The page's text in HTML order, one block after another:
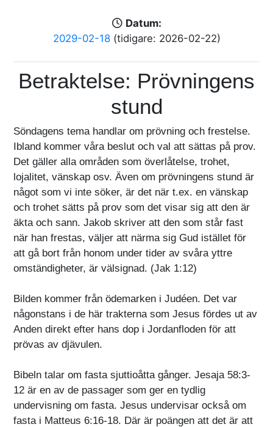
Datum:
2029-02-18(tidigare: 2026-02-22)
Betraktelse: Prövningens
stund
Söndagens tema handlar om prövning och frestelse.
Ibland kommer våra beslut och val att sättas på prov.
Det gäller alla områden som överlåtelse, trohet,
lojalitet, vänskap osv. Även om prövningens stund är
något som vi inte söker, är det när t.ex. en vänskap
och trohet sätts på prov som det visar sig att den är
äkta och sann. Jakob skriver att den som står fast
när han frestas, väljer att närma sig Gud istället för
att gå bort från honom under tider av svåra yttre
omständigheter, är välsignad. (Jak 1:12)
Bilden kommer från ödemarken i Judéen. Det var
någonstans i de här trakterna som Jesus fördes ut av
Anden direkt efter hans dop i Jordanfloden för att
prövas av djävulen.
Bibeln talar om fasta sjuttioåtta gånger. Jesaja 58:3-
12 är en av de passager som ger en tydlig
undervisning om fasta. Jesus undervisar också om
fasta i Matteus 6:16-18. Där är poängen att det är att